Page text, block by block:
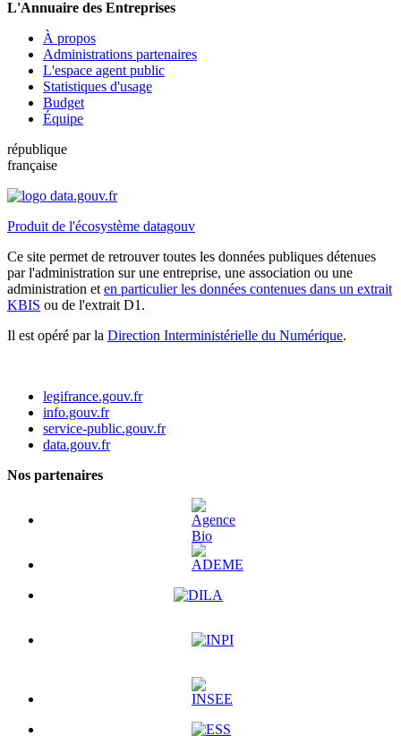
L'Annuaire des Entreprises
À propos
Administrations partenaires
L'espace agent public
Statistiques d'usage
Budget
Équipe
république
française
Produit de l'écosystème datagouv
Ce site permet de retrouver toutes les données publiques détenues
par l'administration sur une entreprise, une association ou une
administration et en particulier les données contenues dans un extrait
KBIS ou de l'extrait D1.
Il est opéré par la Direction Interministérielle du Numérique.
legifrance.gouv.fr
info.gouv.fr
service-public.gouv.fr
data.gouv.fr
Nos partenaires